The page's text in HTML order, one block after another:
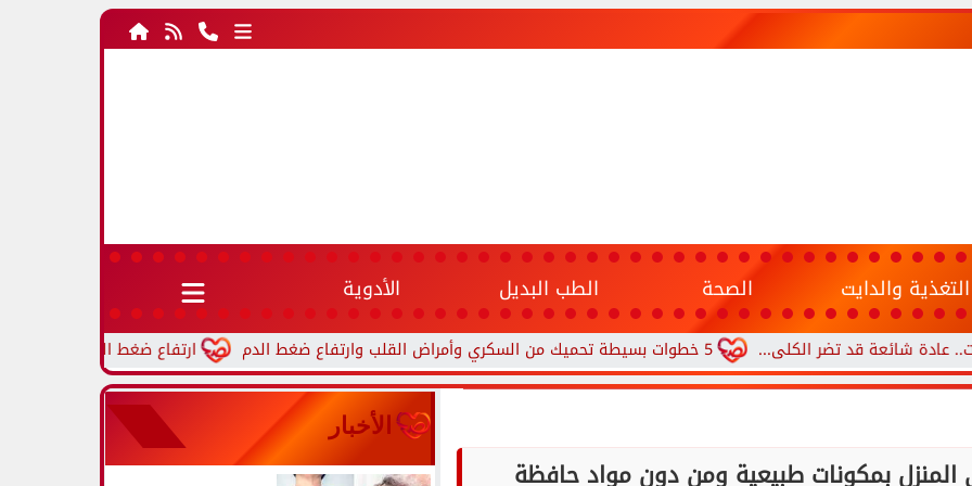
التغذية والدايت الصحة الطب البديل الأدوية
ارتفاع ضغط الدم أثناء النوم.. أسباب 5 خطوات بسيطة تحميك من السكري وأمراض القلب وارتفاع ضغط الدم قد تضر الكلى...
بمكونات طبيعية ومن دون مواد حافظة
الأخبار